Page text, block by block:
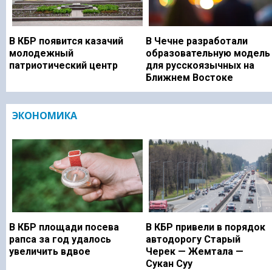
В КБР появится казачий
молодежный
патриотический центр
В Чечне разработали
образовательную модель
для русскоязычных на
Ближнем Востоке
ЭКОНОМИКА
В КБР площади посева
рапса за год удалось
увеличить вдвое
В КБР привели в порядок
автодорогу Старый
Черек — Жемтала —
Сукан Суу